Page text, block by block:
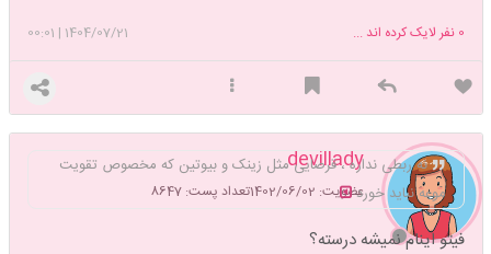
1404/07/21
|
00:01 0 نفر لایک کرده اند ...
devillady
عضویت: 1402/06/02 تعداد پست: 8647
نه ربطی نداره ، قرصایی مثل زینک و بیوتین که مخصوص تقویت
موعه نباید خورد
فیتو اینام نمیشه درسته؟